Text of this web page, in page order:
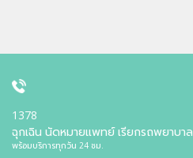
1378
ฉุกเฉิน นัดหมายแพทย์ เรียกรถพยาบาล
พร้อมบริการทุกวัน 24 ชม.